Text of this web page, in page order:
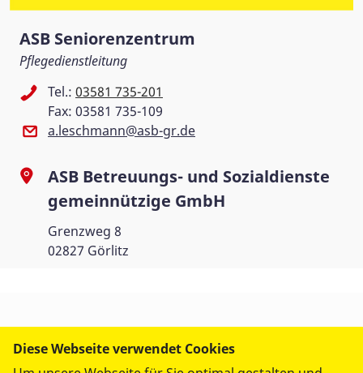
ASB Seniorenzentrum
Pflegedienstleitung
Tel.: 03581 735-201
Fax: 03581 735-109
a.leschmann@asb-gr.de
ASB Betreuungs- und Sozialdienste
gemeinnützige GmbH
Grenzweg 8
02827 Görlitz
WIR IM ASB
Diese Webseite verwendet Cookies